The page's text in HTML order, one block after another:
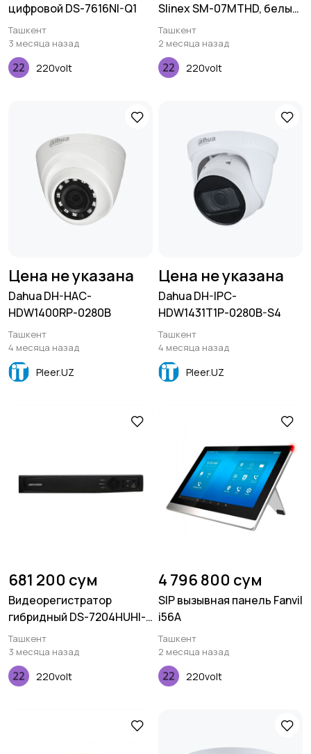
цифровой DS-7616NI-Q1
Ташкент
3 месяца назад
220volt
Slinex SM-07MTHD, белый
+ вызывная панель ML-
20HD, серебристый
чёрный
Ташкент
2 месяца назад
220volt
Цена не указана
Dahua DH-HAC-
HDW1400RP-0280B
Ташкент
4 месяца назад
Pleer.UZ
Цена не указана
Dahua DH-IPC-
HDW1431T1P-0280B-S4
Ташкент
4 месяца назад
Pleer.UZ
681 200 сум
Видеорегистратор
гибридный DS-7204HUHI-
F1/N
Ташкент
3 месяца назад
220volt
4 796 800 сум
SIP вызывная панель Fanvil
i56A
Ташкент
2 месяца назад
220volt